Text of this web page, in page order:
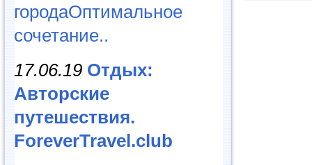
городаОптимальное
сочетание..
17.06.19 Отдых:
Авторские
путешествия.
ForeverTravel.club